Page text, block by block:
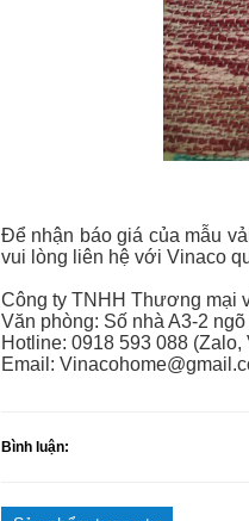
Để nhận báo giá của mẫu
vui lòng liên hệ với Vinaco
Công ty TNHH Thương mại
Văn phòng: Số nhà A3-2
Hotline: 0918 593 088 (Zalo,
Email:
Bình luận: